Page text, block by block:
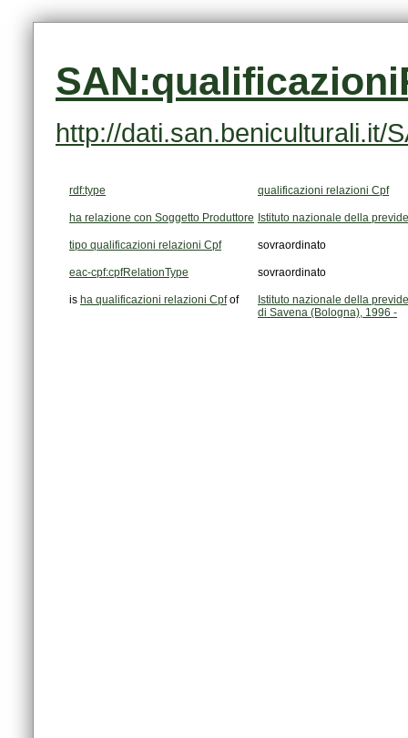
http://dati.san.beniculturali.it/
rdf:type qualificazioni relazioni Cpf
ha relazione con Soggetto Produttore Istituto nazionale della
tipo qualificazioni relazioni Cpf sovraordinato
eac-cpf:cpfRelationType sovraordinato
is ha qualificazioni relazioni Cpfof
di Savena (Bologna), 1996 -